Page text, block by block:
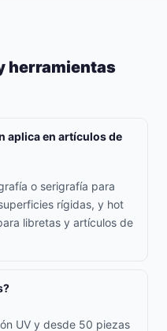
herramientas
aplica en artículos de
o serigrafía para
rígidas, y hot
libretas y artículos de
UV y desde 50 piezas